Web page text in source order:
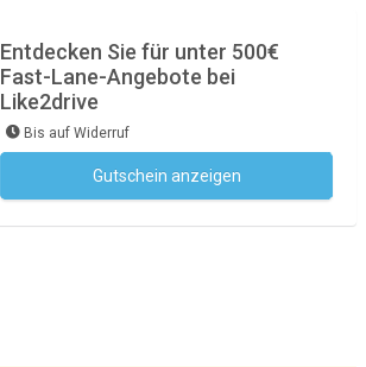
Entdecken Sie für unter 500€
Fast-Lane-Angebote bei
Like2drive
Bis auf Widerruf
Gutschein anzeigen